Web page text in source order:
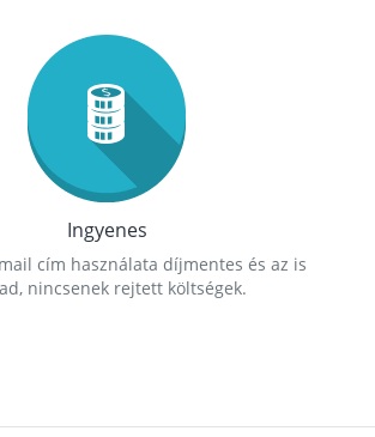
Ingyenes
cím használata díjmentes és az is
nincsenek rejtett költségek.